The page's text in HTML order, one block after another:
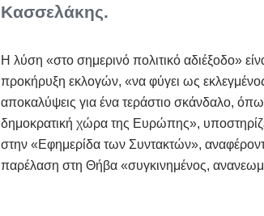
Κασσελάκης.
Η λύση «στο σημερινό πολιτικό αδιέξοδο»
προκήρυξη εκλογών, «να φύγει ως
αποκαλύψεις για ένα τεράστιο σκάνδαλο,
δημοκρατική χώρα της Ευρώπης»,
στην «Εφημερίδα των Συντακτών»,
παρέλαση στη Θήβα «συγκινημένος,